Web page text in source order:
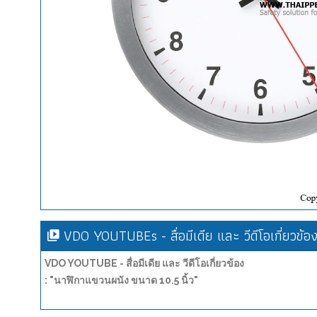
VDO YOUTUBEs - สื่อมีเดีย และ วีดีโอเกี่ยวข้อง
VDO YOUTUBE - สื่อมีเดีย และ วีดีโอเกี่ยวข้อง
: "นาฬิกาแขวนผนัง ขนาด 10.5 นิ้ว"